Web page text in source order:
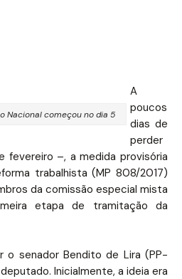
Nacional começou no dia 5
A
poucos
dias de
perder
fevereiro –, a medida provisória
trabalhista (MP 808/2017)
da comissão especial mista
etapa de tramitação da
o senador Bendito de Lira (PP-
Inicialmente, a ideia era